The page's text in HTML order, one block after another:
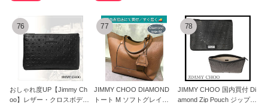
76
おしゃれ度UP【Jimmy Ch
oo】レザー・クロスボディ
77
JIMMY CHOO DIAMOND
トート M ソフトグレイニ
78
JIMMY CHOO 国内買付 Di
amond Zip Pouch ジップ